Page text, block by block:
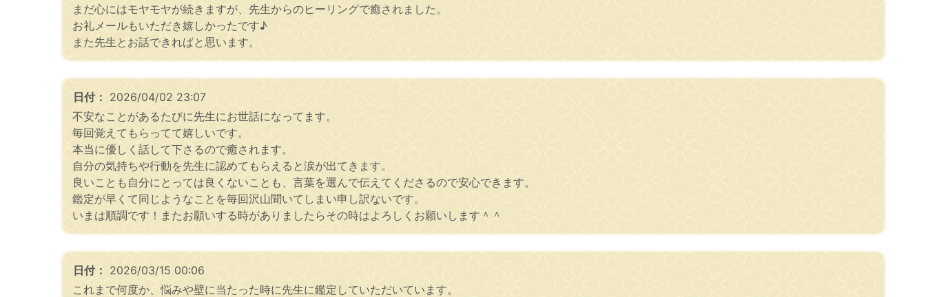
まだ心にはモヤモヤが続きますが、先生からのヒーリングで癒されました。
お礼メールもいただき嬉しかったです♪
また先生とお話できればと思います。
日付： 2026/04/02 23:07
不安なことがあるたびに先生にお世話になってます。
毎回覚えてもらってて嬉しいです。
本当に優しく話して下さるので癒されます。
自分の気持ちや行動を先生に認めてもらえると涙が出てきます。
良いことも自分にとっては良くないことも、言葉を選んで伝えてくださるので安心できます。
鑑定が早くて同じようなことを毎回沢山聞いてしまい申し訳ないです。
いまは順調です！またお願いする時がありましたらその時はよろしくお願いします＾＾
日付： 2026/03/15 00:06
これまで何度か、悩みや壁に当たった時に先生に鑑定していただいています。